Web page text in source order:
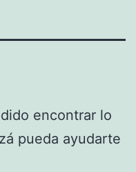
encontrar lo
pueda ayudarte